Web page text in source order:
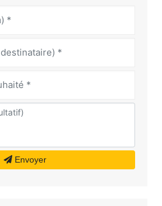
Envoyer